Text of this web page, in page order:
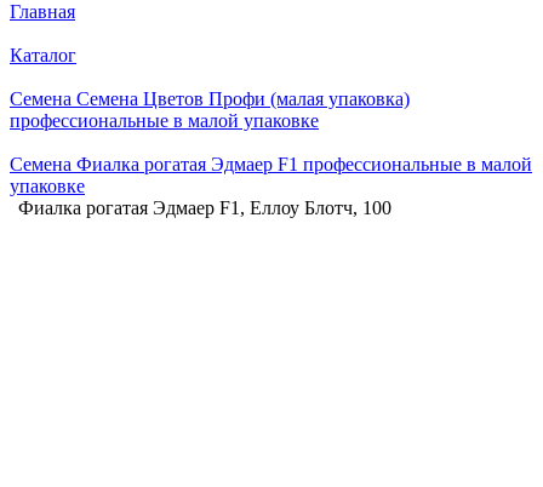
Главная
Каталог
Семена Семена Цветов Профи (малая упаковка)
профессиональные в малой упаковке
Семена Фиалка рогатая Эдмаер F1 профессиональные в малой
упаковке
Фиалка рогатая Эдмаер F1, Еллоу Блотч, 100